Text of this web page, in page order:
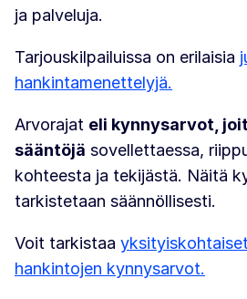
ja palveluja.
Tarjouskilpailuissa on erilaisia
hankintamenettelyjä.
Arvorajat eli kynnysarvot,
sääntöjä sovellettaessa,
kohteesta ja tekijästä. Näitä
tarkistetaan säännöllisesti.
Voit tarkistaa
hankintojen kynnysarvot.